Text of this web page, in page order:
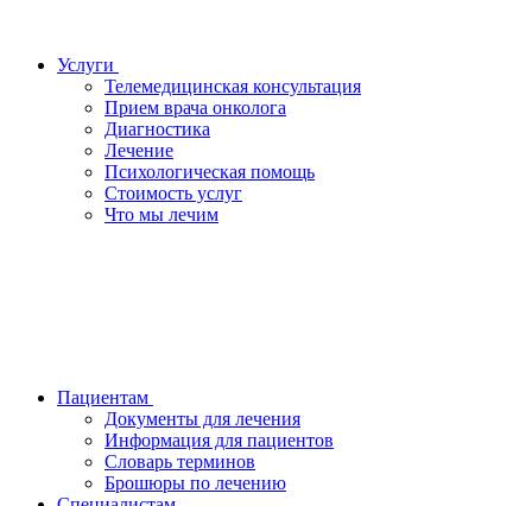
Услуги
Телемедицинская консультация
Прием врача онколога
Диагностика
Лечение
Психологическая помощь
Стоимость услуг
Что мы лечим
Пациентам
Документы для лечения
Информация для пациентов
Словарь терминов
Брошюры по лечению